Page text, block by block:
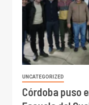
UNCATEGORIZED
Córdoba puso